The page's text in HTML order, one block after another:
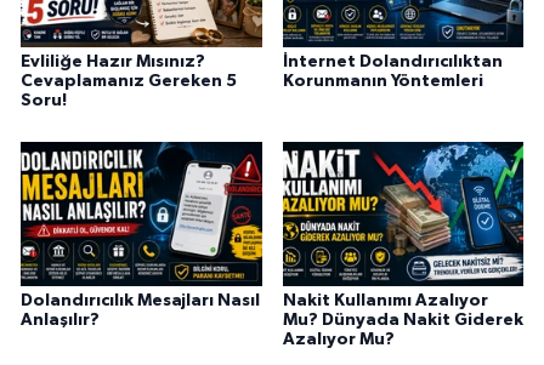
Evliliğe Hazır Mısınız?
Cevaplamanız Gereken 5
Soru!
İnternet Dolandırıcılıktan
Korunmanın Yöntemleri
Dolandırıcılık Mesajları Nasıl
Anlaşılır?
Nakit Kullanımı Azalıyor
Mu? Dünyada Nakit Giderek
Azalıyor Mu?